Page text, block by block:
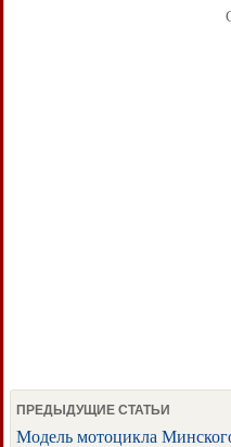
ПРЕДЫДУЩИЕ СТАТЬИ
Модель мотоцикла